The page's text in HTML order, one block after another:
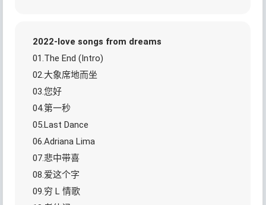
2022-love songs from dreams
01.The End (Intro)
02.大象席地而坐
03.您好
04.第一秒
05.Last Dance
06.Adriana Lima
07.悲中带喜
08.爱这个字
09.穷 L 情歌